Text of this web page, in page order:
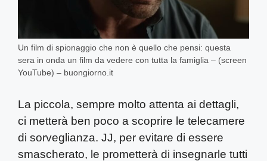
Un film di spionaggio che non è quello che pensi: questa
sera in onda un film da vedere con tutta la famiglia – (screen
YouTube) – buongiorno.it
La piccola, sempre molto attenta ai dettagli,
ci metterà ben poco a scoprire le telecamere
di sorveglianza. JJ, per evitare di essere
smascherato, le prometterà di insegnarle tutti